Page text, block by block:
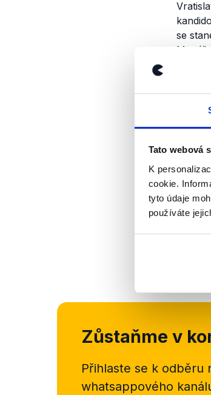
Tato webová
K
cookie.
tyto údaje
používáte
se
Mynář
Zůstaňme v
Přihlaste se k odběru
whatsappového